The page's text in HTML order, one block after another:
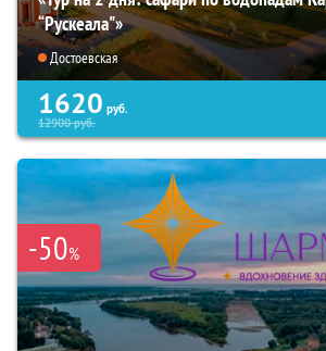
“Рускеала"»
Достоевская
1620 руб.
12900руб.
-50%